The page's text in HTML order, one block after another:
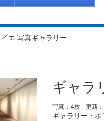
エ 写真ギャラリー
ギャラ
写真：4枚 更新
ギャラリー・ホ